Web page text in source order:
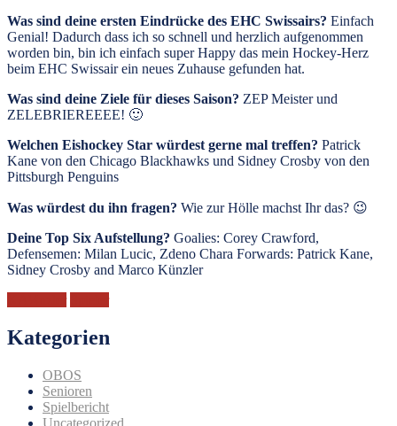
Was sind deine ersten Eindrücke des EHC Swissairs? Einfach
Genial! Dadurch dass ich so schnell und herzlich aufgenommen
worden bin, bin ich einfach super Happy das mein Hockey-Herz
beim EHC Swissair ein neues Zuhause gefunden hat.
Was sind deine Ziele für dieses Saison? ZEP Meister und
ZELEBRIEREEEE! 🙂
Welchen Eishockey Star würdest gerne mal treffen? Patrick
Kane von den Chicago Blackhawks und Sidney Crosby von den
Pittsburgh Penguins
Was würdest du ihn fragen? Wie zur Hölle machst Ihr das? 😉
Deine Top Six Aufstellung? Goalies: Corey Crawford,
Defensemen: Milan Lucic, Zdeno Chara Forwards: Patrick Kane,
Sidney Crosby and Marco Künzler
Kategorien
OBOS
Senioren
Spielbericht